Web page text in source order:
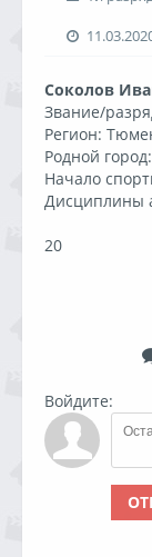
Соколов
Звание/
Регион:
Родной
Начало
Дисциплины
20
Войдите: